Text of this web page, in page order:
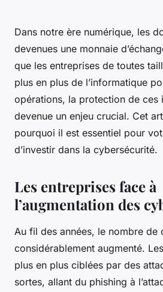
Dans notre ère numérique, les
devenues une monnaie
que les entreprises de toutes
plus en plus de l’informatique
opérations, la protection de ces
devenue un enjeu crucial. Cet
pourquoi il est essentiel pour
d’investir dans la cybersécurité.
Les entreprises face à
l’augmentation des
Au fil des années, le nombre de
considérablement augmenté.
plus en plus ciblées par des
sortes, allant du phishing à